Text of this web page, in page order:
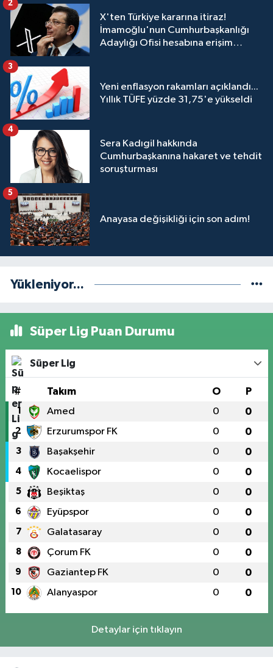
X'ten Türkiye kararına itiraz!
İmamoğlu'nun Cumhurbaşkanlığı
Adaylığı Ofisi hesabına erişim
2
Yeni enflasyon rakamları açıklandı...
Yıllık TÜFE yüzde 31,75'e yükseldi
3
Sera Kadıgil hakkında
Cumhurbaşkanına hakaret ve tehdit
soruşturması
4
Anayasa değişikliği için son adım!
5
Yükleniyor...
Süper Lig Puan Durumu
Süper Lig
# Takım O P
1 Amed 0 0
2 Erzurumspor FK 0 0
3 Başakşehir 0 0
4 Kocaelispor 0 0
5 Beşiktaş 0 0
6 Eyüpspor 0 0
7 Galatasaray 0 0
8 Çorum FK 0 0
9 Gaziantep FK 0 0
10 Alanyaspor 0 0
Detaylar için tıklayın